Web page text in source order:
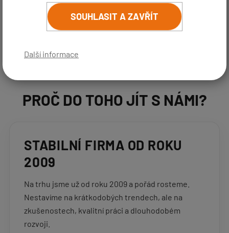
SOUHLASIT A ZAVŘÍT
Další informace
kteří umí táhnout za jeden provaz, mají smysl pro detail a
chtějí být součástí rostoucí značky, za kterou je vidět
poctivá práce i skutečné výsledky.
PROČ DO TOHO JÍT S NÁMI?
STABILNÍ FIRMA OD ROKU
2009
Na trhu jsme už od roku 2009 a pořád rosteme.
Nestavíme na krátkodobých trendech, ale na
zkušenostech, kvalitní práci a dlouhodobém
rozvoji.